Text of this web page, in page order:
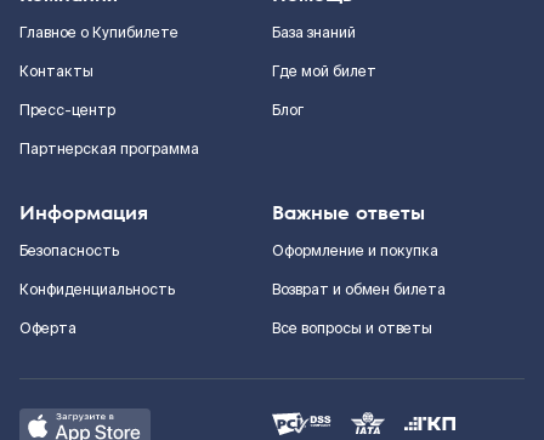
Главное о Купибилете
Контакты
Пресс-центр
Партнерская программа
База знаний
Где мой билет
Блог
Информация
Безопасность
Конфиденциальность
Оферта
Важные ответы
Оформление и покупка
Возврат и обмен билета
Все вопросы и ответы